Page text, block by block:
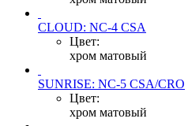
CLOUD: NC-4 CSA
Цвет:
хром матовый
SUNRISE: NC-5 CSA/CRO
Цвет:
хром матовый